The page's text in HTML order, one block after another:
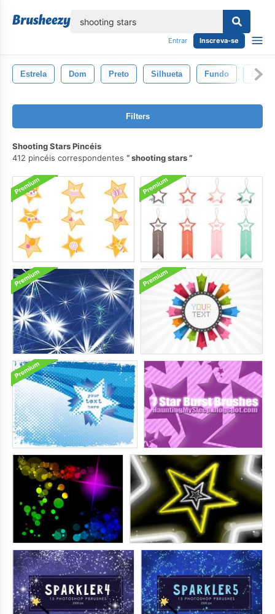
Entrar Inscreva-se
Estrela Dom Preto Silhueta Fundo
Filters
Shooting Stars Pincéis
412 pincéis correspondentes
shooting stars